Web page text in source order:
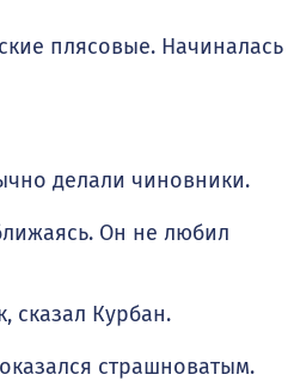
плясовые. Начиналась
делали чиновники.
Он не любил
Курбан.
страшноватым.